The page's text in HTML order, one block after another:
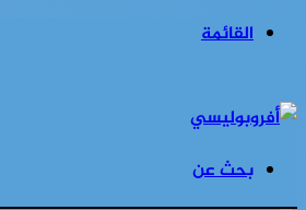
القائمة
بحث عن